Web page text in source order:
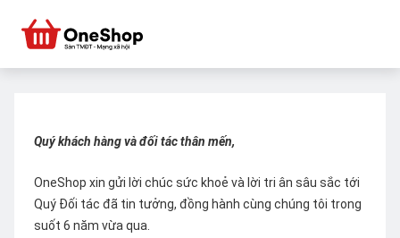
Quý khách hàng và đối tác thân mến,
OneShop xin gửi lời chúc sức khoẻ và lời tri ân sâu sắc tới
Quý Đối tác đã tin tưởng, đồng hành cùng chúng tôi trong
suốt 6 năm vừa qua.